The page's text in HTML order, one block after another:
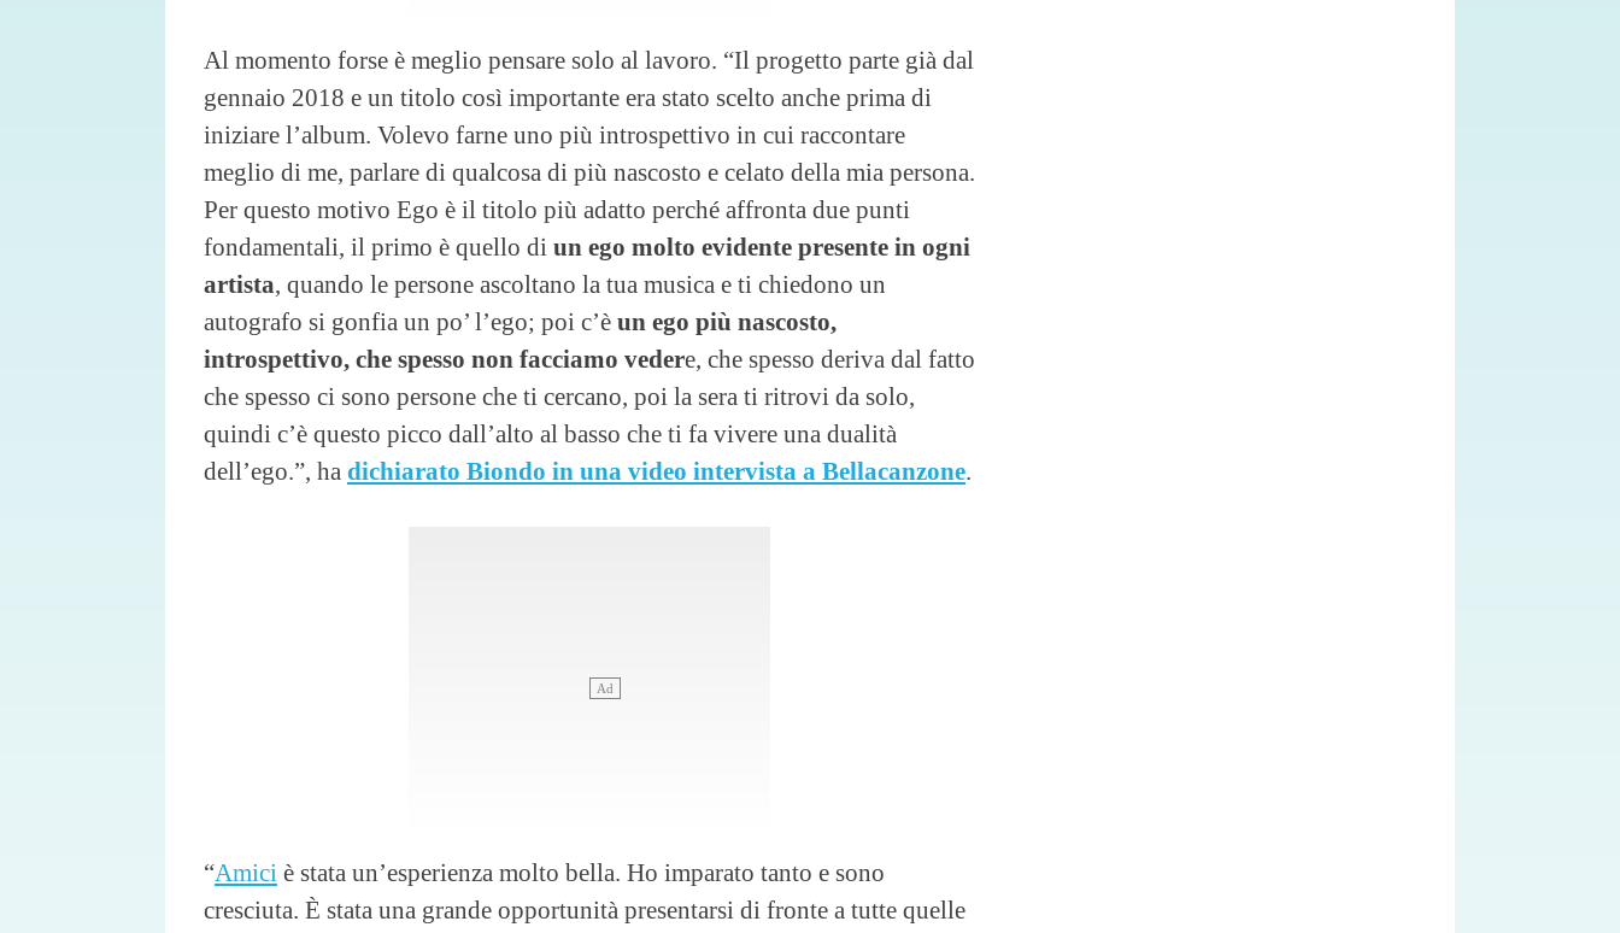
Al momento forse è meglio pensare solo al lavoro. “Il progetto parte già dal
gennaio 2018 e un titolo così importante era stato scelto anche prima di
iniziare l’album. Volevo farne uno più introspettivo in cui raccontare
meglio di me, parlare di qualcosa di più nascosto e celato della mia persona.
Per questo motivo Ego è il titolo più adatto perché affronta due punti
fondamentali, il primo è quello di un ego molto evidente presente in ogni
artista, quando le persone ascoltano la tua musica e ti chiedono un
autografo si gonfia un po’ l’ego; poi c’è un ego più nascosto,
introspettivo, che spesso non facciamo vedere, che spesso deriva dal fatto
che spesso ci sono persone che ti cercano, poi la sera ti ritrovi da solo,
quindi c’è questo picco dall’alto al basso che ti fa vivere una dualità
dell’ego.”, ha dichiarato Biondo in una video intervista a Bellacanzone.
“Amici è stata un’esperienza molto bella. Ho imparato tanto e sono
cresciuta. È stata una grande opportunità presentarsi di fronte a tutte quelle